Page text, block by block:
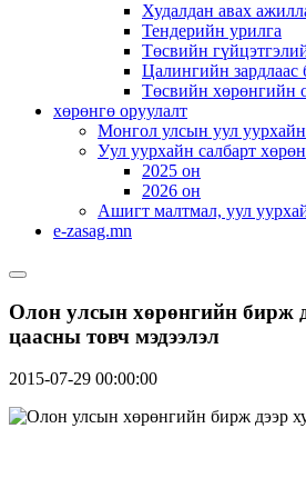
Худалдан авах
Тендерийн урилга
Төсвийн
Цалингийн зардлаас
Төсвийн хөрөнгийн
хөрөнгө оруулалт
Монгол улсын уул
Уул уурхайн салбарт
2025 он
2026 он
Ашигт малтмал, уул
e-zasag.mn
Олон улсын хөрөнгийн бирж
цаасны товч мэдээлэл
2015-07-29 00:00:00